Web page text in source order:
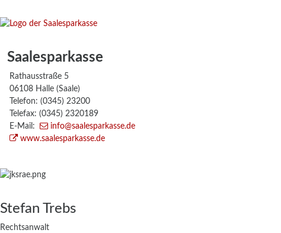
Saalesparkasse
Rathausstraße 5
06108 Halle (Saale)
Telefon: (0345) 23200
Telefax: (0345) 2320189
E-Mail:
info@saalesparkasse.de
www.saalesparkasse.de
Stefan Trebs
Rechtsanwalt